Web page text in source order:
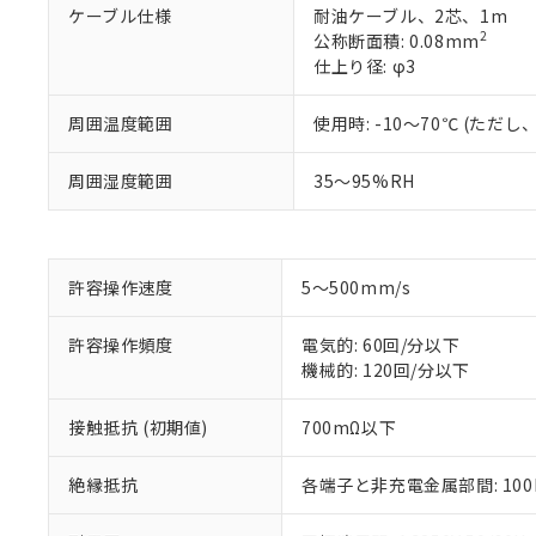
ケーブル仕様
耐油ケーブル、2芯、1m
公称断面積: 0.08mm2
仕上り径: φ3
周囲温度範囲 使用時: -10～70℃ (ただし、
周囲湿度範囲 35～95%RH
許容操作速度 5～500mm/s
許容操作頻度
電気的: 60回/分以下
機械的: 120回/分以下
接触抵抗 (初期値) 700mΩ以下
絶縁抵抗 各端子と非充電金属部間:
ご利用条件
以下の条件をお読
くものです。
当社制御機
在庫状況お
い。
正式な納期
オムロン制
※1 対応状況
対応済み：EU
対応予定：EU
対応予定なし：
調査・確認中：
仕入先様の事情に
があります。
鉛(Pb) 1000ppm以下、
六価クロム(Cr(Ⅵ))
フタル酸ビス(2-エチ
ル（DBP） 1000ppm
但し、RoHS指令で産業
フタル酸エステル類の
※2 対応予定月
「○」：最大均質
「×」：最大均質
「－」：未確認で
*中国RoHS10物質の基
Cr(Ⅵ)(六価クロム) :
当社は、こ
う）を輸出
などの必要な
当社は貴社
置等に一切
当社は、貴
記
号
説明
○ 一定数
△ 一定数